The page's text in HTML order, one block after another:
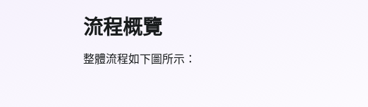
流程概覽
整體流程如下圖所示：